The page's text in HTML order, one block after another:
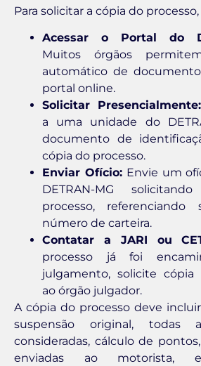
Para solicitar a cópia do
Acessar o Portal do
Muitos órgãos
automático de
portal online.
Solicitar Presencialmente:
a uma unidade do
documento de
cópia do processo.
Enviar Ofício:Envie um
DETRAN-MG
processo,
número de carteira.
Contatar a JARI ou
processo já foi
julgamento, solicite cópia
ao órgão julgador.
A cópia do processo deve
suspensão original, todas
consideradas, cálculo de
enviadas ao motorista,